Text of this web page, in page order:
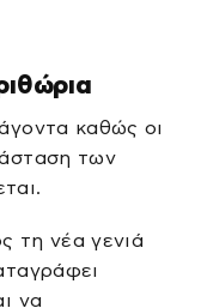
καθώς οι
των
τη νέα γενιά
να